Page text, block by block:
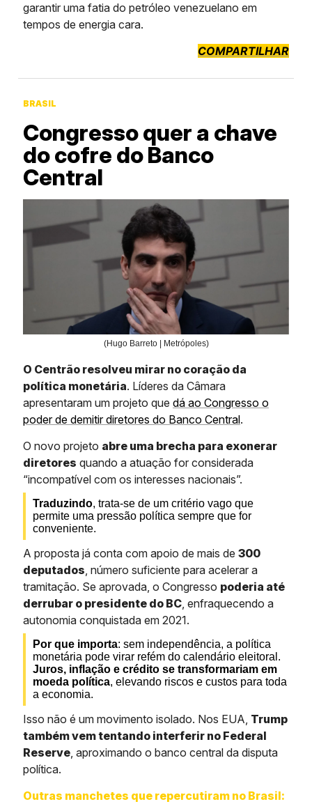
garantir uma fatia do petróleo venezuelano em
tempos de energia cara.
COMPARTILHAR
BRASIL
Congresso quer a chave
do cofre do Banco
Central
(Hugo Barreto | Metrópoles)
O Centrão resolveu mirar no coração da
política monetária. Líderes da Câmara
apresentaram um projeto que dá ao Congresso o
poder de demitir diretores do Banco Central.
O novo projeto abre uma brecha para exonerar
diretores quando a atuação for considerada
“incompatível com os interesses nacionais”.
Traduzindo, trata-se de um critério vago que
permite uma pressão política sempre que for
conveniente.
A proposta já conta com apoio de mais de 300
deputados, número suficiente para acelerar a
tramitação. Se aprovada, o Congresso poderia até
derrubar o presidente do BC, enfraquecendo a
autonomia conquistada em 2021.
Por que importa: sem independência, a política
monetária pode virar refém do calendário eleitoral.
Juros, inflação e crédito se transformariam em
moeda política, elevando riscos e custos para toda
a economia.
Isso não é um movimento isolado. Nos EUA, Trump
também vem tentando interferir no Federal
Reserve, aproximando o banco central da disputa
política.
Outras manchetes que repercutiram no Brasil: